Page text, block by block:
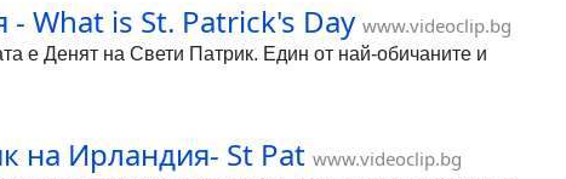
What is St. Patrick's Day www.videoclip.bg
е Денят на Свети Патрик. Един от най-обичаните и
на Ирландия- St Pat www.videoclip.bg